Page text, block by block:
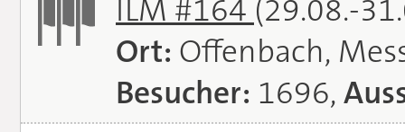
ILM #164 (29.08.-
Ort: Offenbach,
Besucher: 1696,